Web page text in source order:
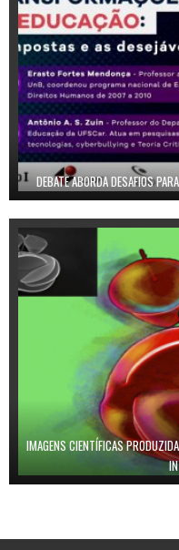
DEBATE ABORDA DESAFIOS
IMAGENS CIENTÍFICAS